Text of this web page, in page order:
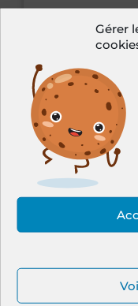
Gérer
📢 JOUR 1 2
Dr Caroline
a présenté «
perspective
Solidarité